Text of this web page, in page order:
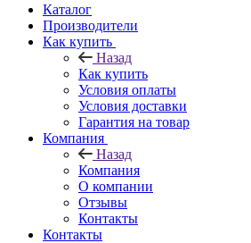
Каталог
Производители
Как купить
Назад
Как купить
Условия оплаты
Условия доставки
Гарантия на товар
Компания
Назад
Компания
О компании
Отзывы
Контакты
Контакты